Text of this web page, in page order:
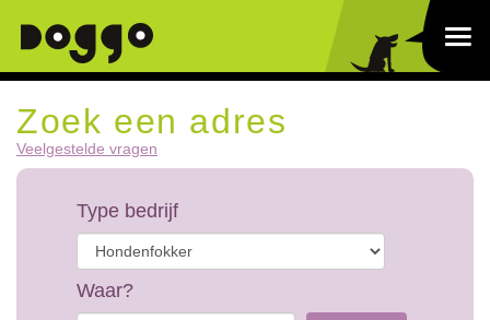
Zoek een adres
Veelgestelde vragen
Type bedrijf
Waar?